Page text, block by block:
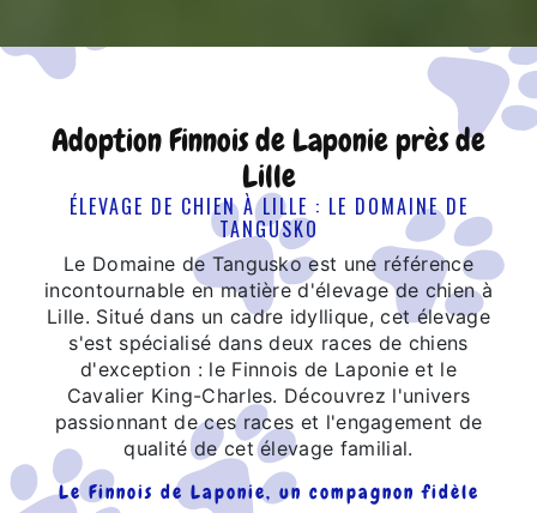
Adoption Finnois de Laponie près de
Lille
ÉLEVAGE DE CHIEN À LILLE : LE DOMAINE DE
TANGUSKO
Le Domaine de Tangusko est une référence
incontournable en matière d'élevage de chien à
Lille. Situé dans un cadre idyllique, cet élevage
s'est spécialisé dans deux races de chiens
d'exception : le Finnois de Laponie et le
Cavalier King-Charles. Découvrez l'univers
passionnant de ces races et l'engagement de
qualité de cet élevage familial.
Le Finnois de Laponie, un compagnon fidèle